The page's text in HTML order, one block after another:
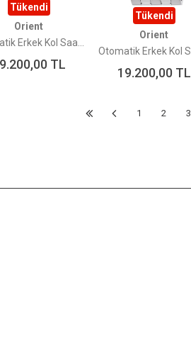
Tükendi
Orient
TL
Tükendi
Orient
19.200,00TL
1 2 3